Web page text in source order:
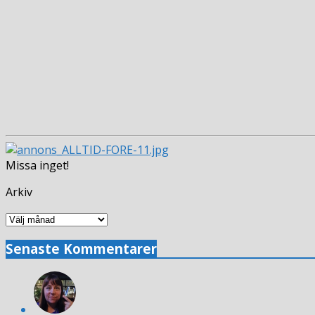
Missa inget!
Arkiv
Arkiv
Senaste Kommentarer